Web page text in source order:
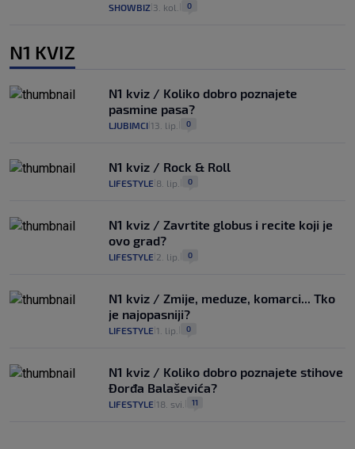
SHOWBIZ 3. kol. 0
N1 KVIZ
N1 kviz / Koliko dobro poznajete
pasmine pasa?
LJUBIMCI 13. lip. 0
N1 kviz / Rock & Roll
LIFESTYLE 8. lip. 0
N1 kviz / Zavrtite globus i recite koji je
ovo grad?
LIFESTYLE 2. lip. 0
N1 kviz / Zmije, meduze, komarci... Tko
je najopasniji?
LIFESTYLE 1. lip. 0
N1 kviz / Koliko dobro poznajete stihove
Đorđa Balaševića?
LIFESTYLE 18. svi. 11